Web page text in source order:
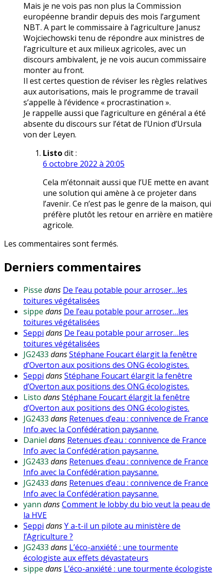
Mais je ne vois pas non plus la Commission
européenne brandir depuis des mois l’argument
NBT. A part le commissaire à l’agriculture Janusz
Wojciechowski tenu de répondre aux ministres de
l’agriculture et aux milieux agricoles, avec un
discours ambivalent, je ne vois aucun commissaire
monter au front.
Il est certes question de réviser les règles relatives
aux autorisations, mais le programme de travail
s’appelle à l’évidence « procrastination ».
Je rappelle aussi que l’agriculture en général a été
absente du discours sur l’état de l’Union d’Ursula
von der Leyen.
Listodit :
6 octobre 2022 à 20:05
Cela m’étonnait aussi que l’UE mette en avant
une solution qui amène à ce projeter dans
l’avenir. Ce n’est pas le genre de la maison, qui
préfère plutôt les retour en arrière en matière
agricole.
Les commentaires sont fermés.
Derniers commentaires
Pisse dans De l’eau potable pour arroser…les
toitures végétalisées
sippe dans De l’eau potable pour arroser…les
toitures végétalisées
Seppi dans De l’eau potable pour arroser…les
toitures végétalisées
JG2433 dansStéphane Foucart élargit la fenêtre
d’Overton aux positions des ONG écologistes.
Seppi dansStéphane Foucart élargit la fenêtre
d’Overton aux positions des ONG écologistes.
Listo dansStéphane Foucart élargit la fenêtre
d’Overton aux positions des ONG écologistes.
JG2433 dans Retenues d’eau : connivence de France
Info avec la Confédération paysanne.
Daniel dans Retenues d’eau : connivence de France
Info avec la Confédération paysanne.
JG2433 dans Retenues d’eau : connivence de France
Info avec la Confédération paysanne.
JG2433 dans Retenues d’eau : connivence de France
Info avec la Confédération paysanne.
yann dansComment le lobby du bio veut la peau de
la HVE
Seppi dansY a-t-il un pilote au ministère de
l’Agriculture ?
JG2433 dans L’éco-anxiété : une tourmente
écologiste aux effets dévastateurs
sippe dans L’éco-anxiété : une tourmente écologiste